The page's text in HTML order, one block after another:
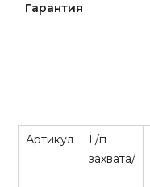
Гарантия
Артикул
Г/п
захвата/